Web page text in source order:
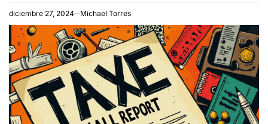
diciembre 27, 2024 Michael Torres